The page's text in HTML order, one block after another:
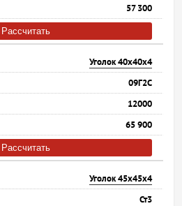
57 300
Рассчитать
Уголок 40х40х4
09Г2С
12000
65 900
Рассчитать
Уголок 45х45х4
Ст3